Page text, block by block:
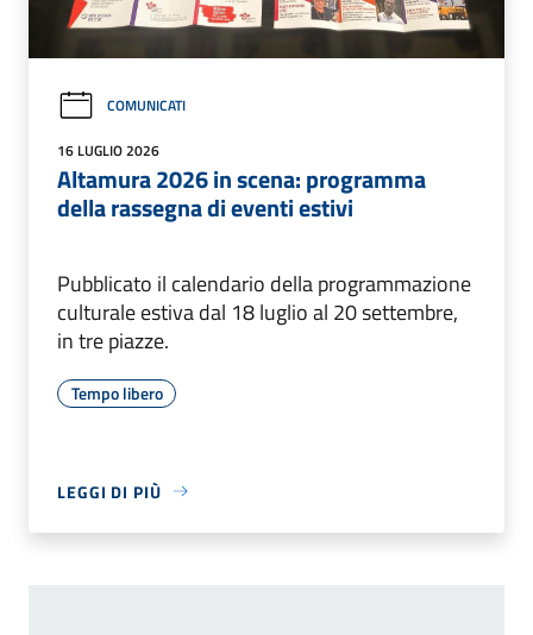
COMUNICATI
16 LUGLIO 2026
Altamura 2026 in scena: programma
della rassegna di eventi estivi
Pubblicato il calendario della programmazione
culturale estiva dal 18 luglio al 20 settembre,
in tre piazze.
Tempo libero
LEGGI DI PIÙ